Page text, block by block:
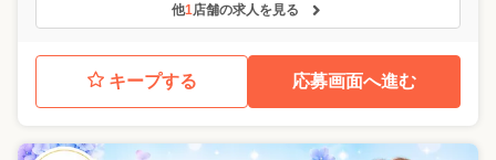
他1店舗の求人を見る
キープする 応募画面へ進む